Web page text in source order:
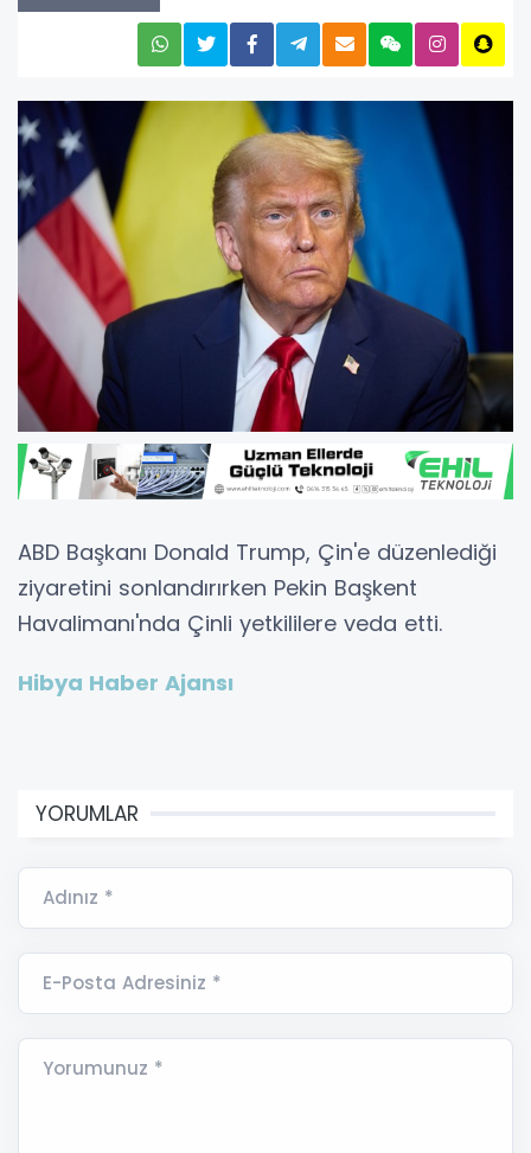
ABD Başkanı Donald Trump, Çin'e düzenlediği
ziyaretini sonlandırırken Pekin Başkent
Havalimanı'nda Çinli yetkililere veda etti.
Hibya Haber Ajansı
YORUMLAR
Adınız *
E-Posta Adresiniz *
Yorumunuz *